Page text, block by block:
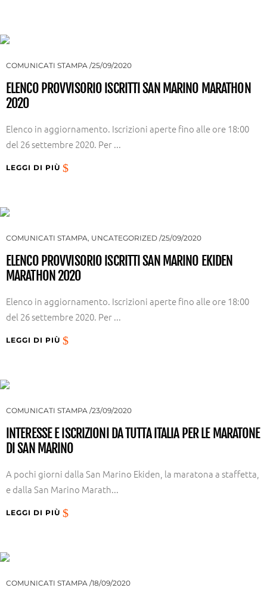
COMUNICATI STAMPA 25/09/2020
ELENCO PROVVISORIO ISCRITTI SAN MARINO MARATHON
2020
Elenco in aggiornamento. Iscrizioni aperte fino alle ore 18:00
del 26 settembre 2020. Per ...
LEGGI DI PIÙ
COMUNICATI STAMPA, UNCATEGORIZED 25/09/2020
ELENCO PROVVISORIO ISCRITTI SAN MARINO EKIDEN
MARATHON 2020
Elenco in aggiornamento. Iscrizioni aperte fino alle ore 18:00
del 26 settembre 2020. Per ...
LEGGI DI PIÙ
COMUNICATI STAMPA 23/09/2020
INTERESSE E ISCRIZIONI DA TUTTA ITALIA PER LE MARATONE
DI SAN MARINO
A pochi giorni dalla San Marino Ekiden, la maratona a staffetta,
e dalla San Marino Marath...
LEGGI DI PIÙ
COMUNICATI STAMPA 18/09/2020